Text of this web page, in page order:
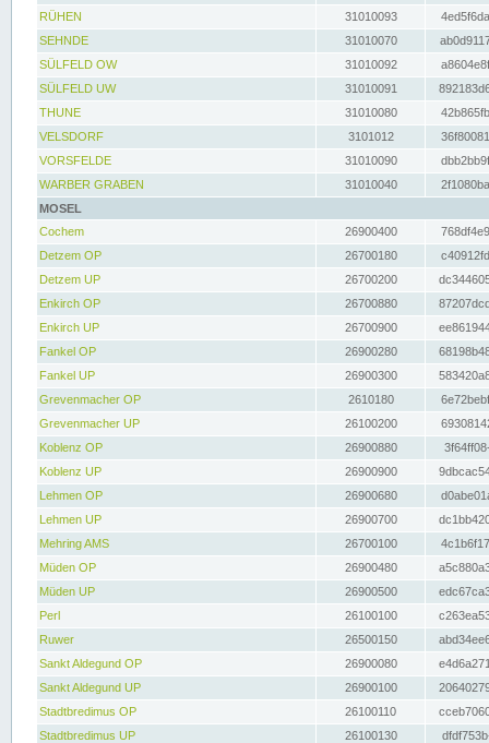
RÜHEN
31010093
SEHNDE
31010070
SÜLFELD OW
31010092
SÜLFELD UW
31010091
THUNE
31010080
VELSDORF
3101012
VORSFELDE
31010090
WARBER GRABEN
31010040
MOSEL
Cochem
26900400
Detzem OP
26700180
Detzem UP
26700200
Enkirch OP
26700880
Enkirch UP
26700900
Fankel OP
26900280
Fankel UP
26900300
Grevenmacher OP
2610180
Grevenmacher UP
26100200
Koblenz OP
26900880
Koblenz UP
26900900
Lehmen OP
26900680
Lehmen UP
26900700
Mehring AMS
26700100
Müden OP
26900480
Müden UP
26900500
Perl
26100100
Ruwer
26500150
Sankt Aldegund OP
26900080
Sankt Aldegund UP
26900100
Stadtbredimus OP
26100110
Stadtbredimus UP
26100130